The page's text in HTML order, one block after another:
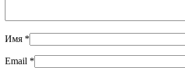
Имя *
Email *